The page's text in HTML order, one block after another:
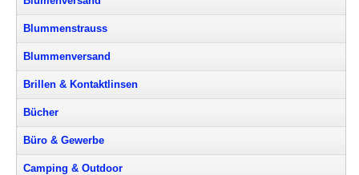
Blummenstrauss
Blummenversand
Brillen & Kontaktlinsen
Bücher
Büro & Gewerbe
Camping & Outdoor